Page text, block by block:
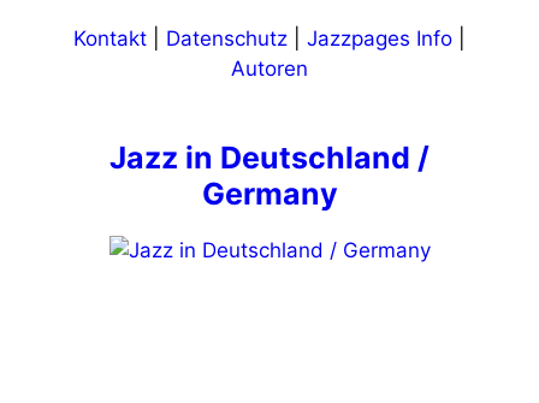
Kontakt Datenschutz Jazzpages Info
Autoren
Jazz in Deutschland /
Germany